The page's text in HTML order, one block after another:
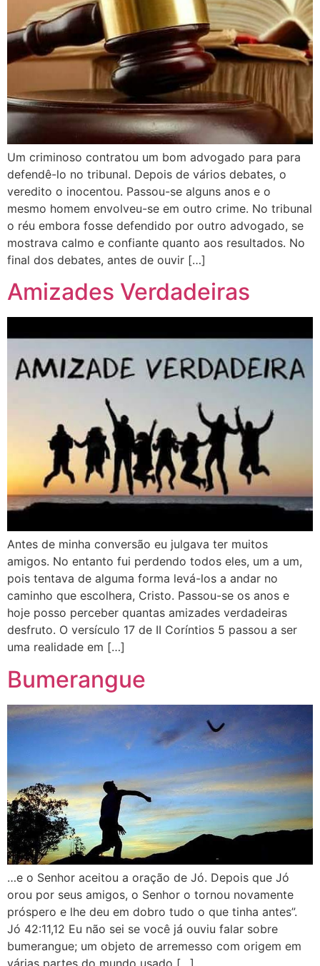
Um criminoso contratou um bom advogado para para
defendê-lo no tribunal. Depois de vários debates, o
veredito o inocentou. Passou-se alguns anos e o
mesmo homem envolveu-se em outro crime. No tribunal
o réu embora fosse defendido por outro advogado, se
mostrava calmo e confiante quanto aos resultados. No
final dos debates, antes de ouvir […]
Amizades Verdadeiras
Antes de minha conversão eu julgava ter muitos
amigos. No entanto fui perdendo todos eles, um a um,
pois tentava de alguma forma levá-los a andar no
caminho que escolhera, Cristo. Passou-se os anos e
hoje posso perceber quantas amizades verdadeiras
desfruto. O versículo 17 de II Coríntios 5 passou a ser
uma realidade em […]
Bumerangue
…e o Senhor aceitou a oração de Jó. Depois que Jó
orou por seus amigos, o Senhor o tornou novamente
próspero e lhe deu em dobro tudo o que tinha antes”.
Jó 42:11,12 Eu não sei se você já ouviu falar sobre
bumerangue; um objeto de arremesso com origem em